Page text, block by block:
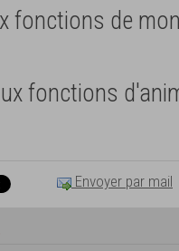
fonctions de
fonctions
Envoyer par mail